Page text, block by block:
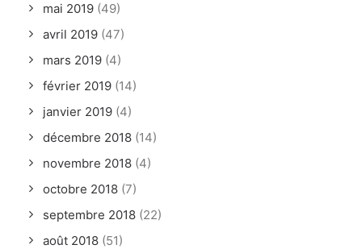
mai 2019 (49)
avril 2019 (47)
mars 2019 (4)
février 2019 (14)
janvier 2019 (4)
décembre 2018 (14)
novembre 2018 (4)
octobre 2018 (7)
septembre 2018 (22)
août 2018 (51)